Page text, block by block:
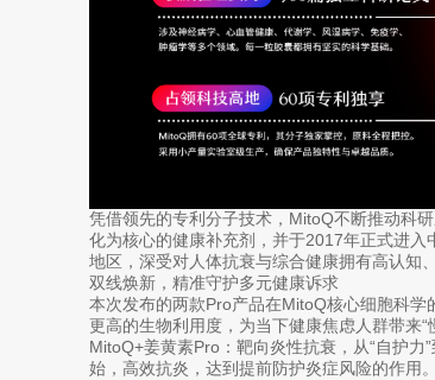
凭借领先的专利分子技术，MitoQ不断推动科
化为核心的健康补充剂，并于2017年正式进
地区，深受对人体抗衰与综合健康拥有高认知
双线焕新，精准守护多元健康诉求
本次发布的两款Pro产品在MitoQ核心细胞科
更高的生物利用度，为当下健康焦虑人群带来“
MitoQ+姜黄素Pro：靶向炎性抗衰，从“自护力
始，高效抗炎，达到提前防护炎症风险的作用。